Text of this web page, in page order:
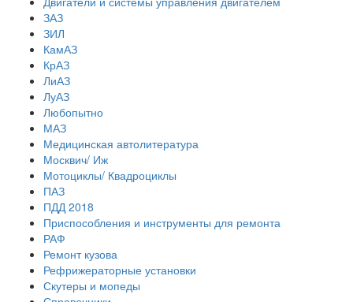
ЗАЗ
ЗИЛ
КамАЗ
КрАЗ
ЛиАЗ
ЛуАЗ
Любопытно
МАЗ
Медицинская автолитература
Москвич/ Иж
Мотоциклы/ Квадроциклы
ПАЗ
ПДД 2018
Приспособления и инструменты для ремонта
РАФ
Ремонт кузова
Рефрижераторные установки
Скутеры и мопеды